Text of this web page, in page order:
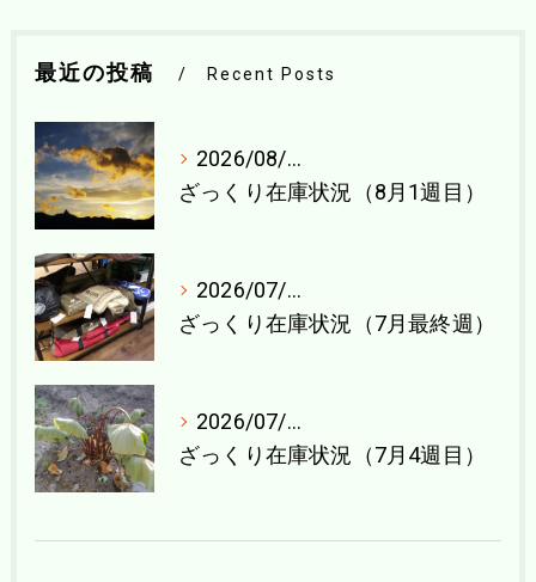
最近の投稿 Recent Posts
2026/08/04
ざっくり在庫状況（8月1週目）
2026/07/27
ざっくり在庫状況（7月最終週）
2026/07/21
ざっくり在庫状況（7月4週目）